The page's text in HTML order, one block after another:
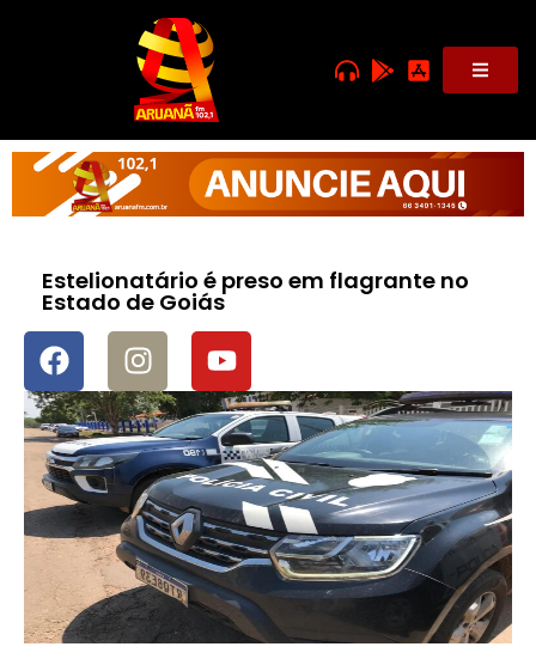
Estelionatário é preso em flagrante no
Estado de Goiás